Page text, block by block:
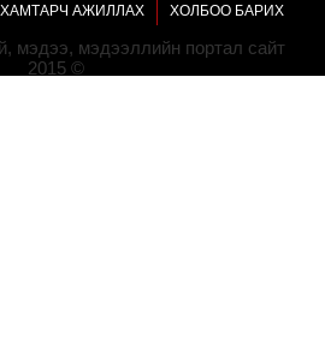
ХАМТАРЧ АЖИЛЛАХ ХОЛБОО БАРИХ
мэдээ, мэдээллийн портал сайт
2015 ©